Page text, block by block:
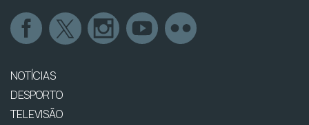
NOTÍCIAS
DESPORTO
TELEVISÃO